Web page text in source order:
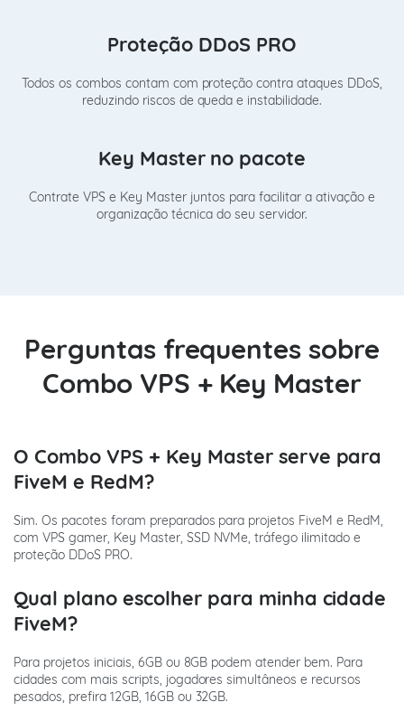
Proteção DDoS PRO
Todos os combos contam com proteção contra ataques DDoS,
reduzindo riscos de queda e instabilidade.
Key Master no pacote
Contrate VPS e Key Master juntos para facilitar a ativação e
organização técnica do seu servidor.
Perguntas frequentes sobre
Combo VPS + Key Master
O Combo VPS + Key Master serve para
FiveM e RedM?
Sim. Os pacotes foram preparados para projetos FiveM e RedM,
com VPS gamer, Key Master, SSD NVMe, tráfego ilimitado e
proteção DDoS PRO.
Qual plano escolher para minha cidade
FiveM?
Para projetos iniciais, 6GB ou 8GB podem atender bem. Para
cidades com mais scripts, jogadores simultâneos e recursos
pesados, prefira 12GB, 16GB ou 32GB.